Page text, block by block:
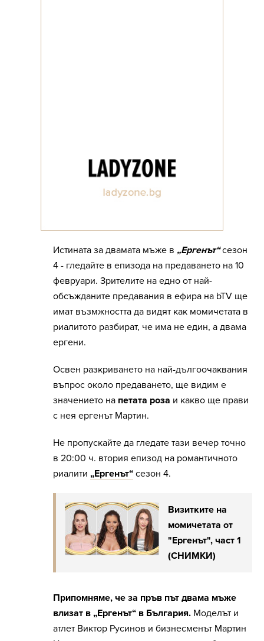
Истината за двамата мъже в „Ергенът“сезон
4 - гледайте в епизода на предаването на 10
февруари. Зрителите на едно от най-
обсъжданите предавания в ефира на bTV ще
имат възмжността да видят как момичетата в
риалитото разбират, че има не един, а двама
ергени.
Освен разкриването на най-дългоочаквания
въпрос около предаването, ще видим е
значението на петата роза и какво ще прави
с нея ергенът Мартин.
Не пропускайте да гледате тази вечер точно
в 20:00 ч. втория епизод на романтичното
риалити „Ергенът“ сезон 4.
Визитките на
момичетата от
"Ергенът", част 1
(СНИМКИ)
Припомняме, че за пръв път двама мъже
влизат в „Ергенът“ в България. Моделът и
атлет Виктор Русинов и бизнесменът Мартин